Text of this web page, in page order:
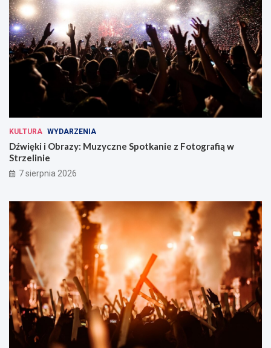
KULTURA WYDARZENIA
Dźwięki i Obrazy: Muzyczne Spotkanie z Fotografią w
Strzelinie
7 sierpnia 2026